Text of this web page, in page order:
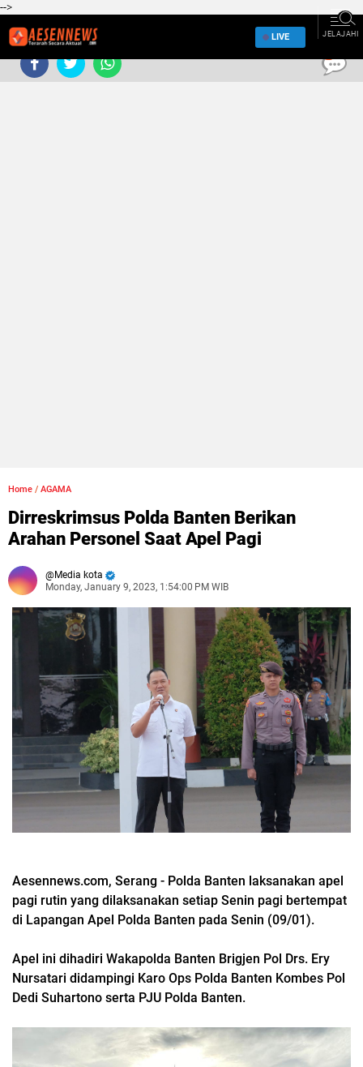
-->
LIVE JELAJAHI
Home / AGAMA
Dirreskrimsus Polda Banten Berikan
Arahan Personel Saat Apel Pagi
Media kota
Monday, January 9, 2023, 1:54:00 PM WIB
Aesennews.com, Serang - Polda Banten laksanakan apel
pagi rutin yang dilaksanakan setiap Senin pagi bertempat
di Lapangan Apel Polda Banten pada Senin (09/01).
Apel ini dihadiri Wakapolda Banten Brigjen Pol Drs. Ery
Nursatari didampingi Karo Ops Polda Banten Kombes Pol
Dedi Suhartono serta PJU Polda Banten.